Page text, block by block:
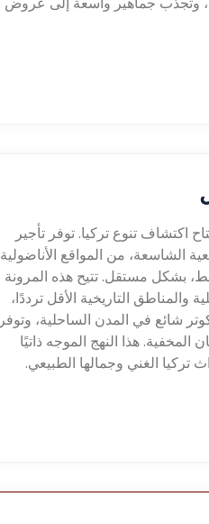
اكتشاف تنوع تركيا. توفر تأجير
الشاسعة، من المواقع الأناضولية
بشكل مستقل. تتيح هذه المرونة
والمناطق التاريخية الأقل ترددًا،
شائع في المدن الساحلية، وتوفر
هذا النهج الموجه ذاتيًا
تركيا الغني وجمالها الطبيعي.